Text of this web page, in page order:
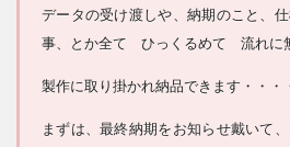
データの受け渡しや、納期のこと、
事、とか全て ひっくるめて 流れに
製作に取り掛かれ納品できます・・・
まずは、最終納期をお知らせ戴いて